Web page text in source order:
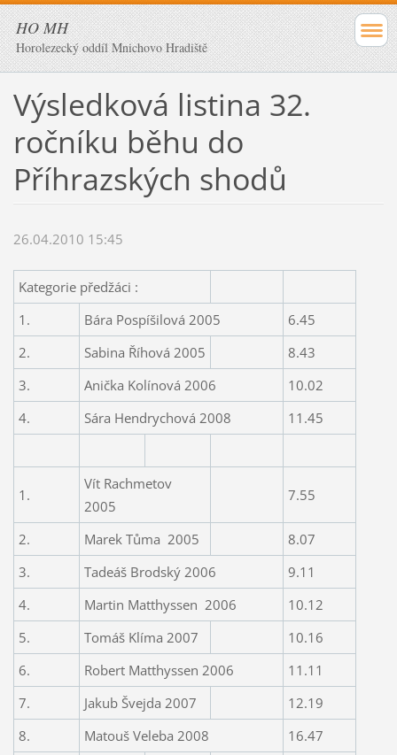
HO MH
Horolezecký oddíl Mnichovo Hradiště
Výsledková listina 32.
ročníku běhu do
Příhrazských shodů
26.04.2010 15:45
Kategorie předžáci :
1.
Bára Pospíšilová 2005
6.45
2.
Sabina Říhová 2005
8.43
3.
Anička Kolínová 2006
10.02
4.
Sára Hendrychová 2008 11.45
1.
Vít Rachmetov
2005
7.55
2. Marek Tůma 2005
8.07
3.
Tadeáš Brodský 2006
9.11
4.
Martin Matthyssen 2006
10.12
5.
Tomáš Klíma 2007
10.16
6.
Robert Matthyssen 2006
11.11
7.
Jakub Švejda 2007
12.19
8.
Matouš Veleba 2008 16.47